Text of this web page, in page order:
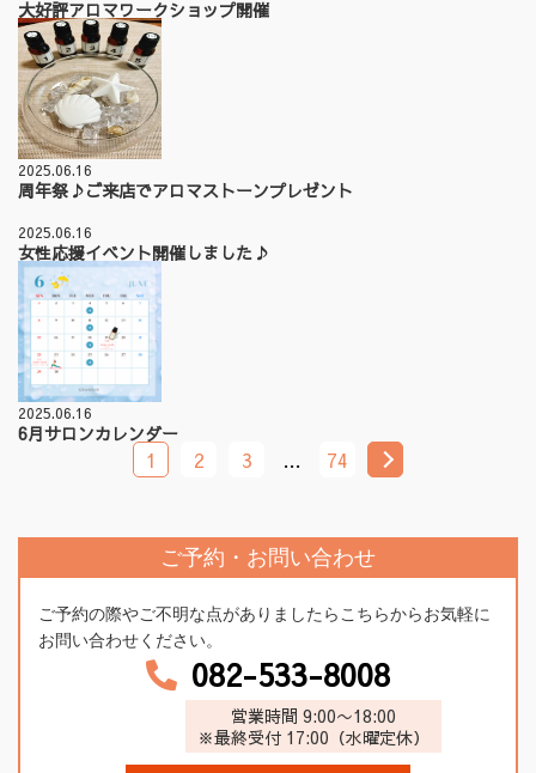
大好評アロマワークショップ開催
2025.06.16
周年祭♪ご来店でアロマストーンプレゼント
2025.06.16
女性応援イベント開催しました♪
2025.06.16
6月サロンカレンダー
1 2 3 … 74
ご予約・お問い合わせ
ご予約の際やご不明な点がありましたらこちらからお気軽に
お問い合わせください。
082-533-8008
営業時間 9:00〜18:00
※最終受付 17:00（水曜定休）